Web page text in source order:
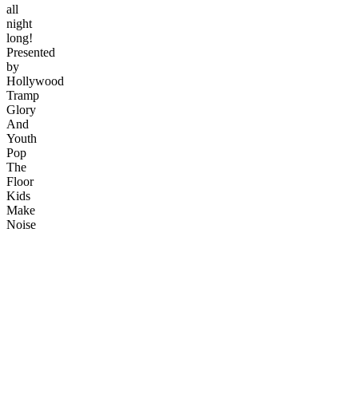
all
night
long!
Presented
by
Hollywood
Tramp
Glory
And
Youth
Pop
The
Floor
Kids
Make
Noise